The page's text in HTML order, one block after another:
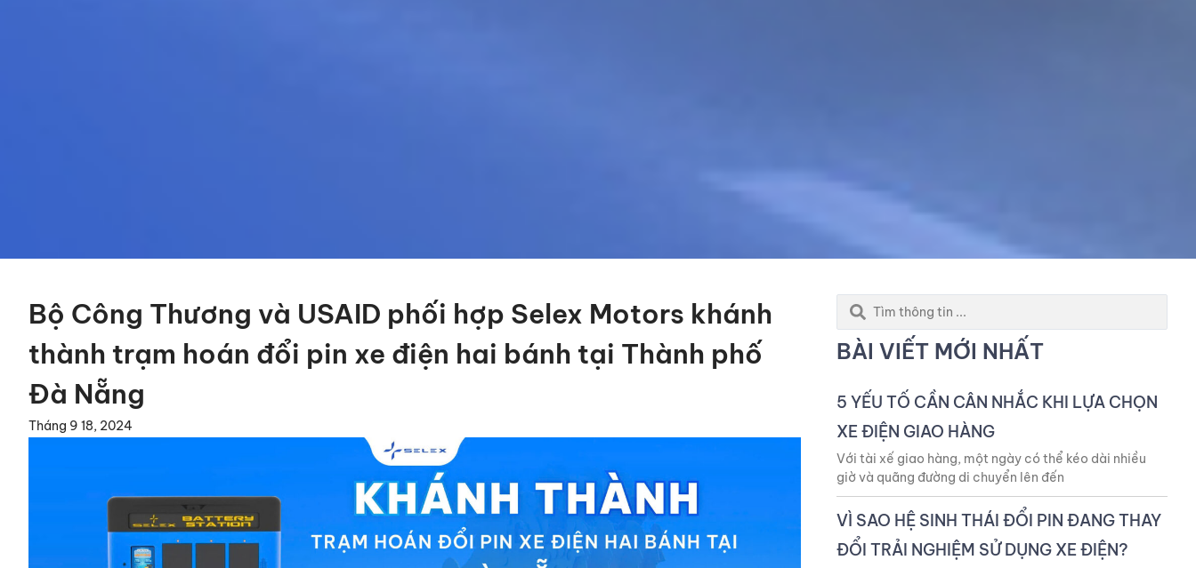
Bộ Công Thương và USAID phối hợp Selex Motors khánh
thành trạm hoán đổi pin xe điện hai bánh tại Thành phố
Đà Nẵng
Tháng 9 18, 2024
Search
BÀI VIẾT MỚI NHẤT
5 YẾU TỐ CẦN CÂN NHẮC KHI LỰA CHỌN
XE ĐIỆN GIAO HÀNG
Với tài xế giao hàng, một ngày có thể kéo dài nhiều
giờ và quãng đường di chuyển lên đến
VÌ SAO HỆ SINH THÁI ĐỔI PIN ĐANG THAY
ĐỔI TRẢI NGHIỆM SỬ DỤNG XE ĐIỆN?